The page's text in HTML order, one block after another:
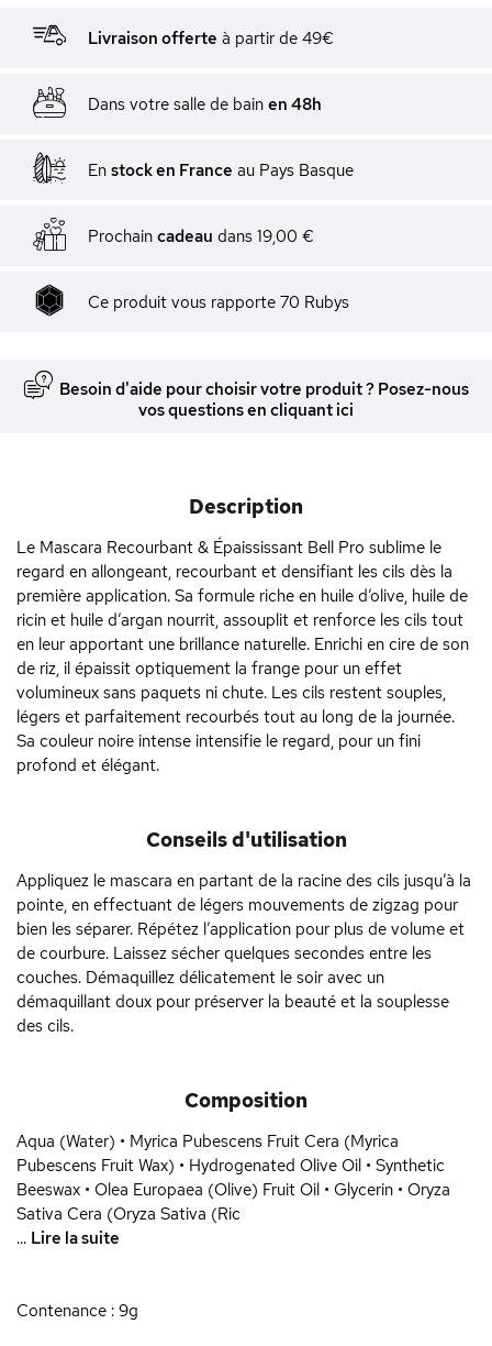
Livraison offerte à partir de 49€
Dans votre salle de bain en 48h
En stock en France au Pays Basque
Prochain cadeau dans 19,00 €
Ce produit vous rapporte 70 Rubys
Besoin d'aide pour choisir votre produit ? Posez-nous
vos questions en cliquant ici
Description
Le Mascara Recourbant & Épaississant Bell Pro sublime le
regard en allongeant, recourbant et densifiant les cils dès la
première application. Sa formule riche en huile d’olive, huile de
ricin et huile d’argan nourrit, assouplit et renforce les cils tout
en leur apportant une brillance naturelle. Enrichi en cire de son
de riz, il épaissit optiquement la frange pour un effet
volumineux sans paquets ni chute. Les cils restent souples,
légers et parfaitement recourbés tout au long de la journée.
Sa couleur noire intense intensifie le regard, pour un fini
profond et élégant.
Conseils d'utilisation
Appliquez le mascara en partant de la racine des cils jusqu’à la
pointe, en effectuant de légers mouvements de zigzag pour
bien les séparer. Répétez l’application pour plus de volume et
de courbure. Laissez sécher quelques secondes entre les
couches. Démaquillez délicatement le soir avec un
démaquillant doux pour préserver la beauté et la souplesse
des cils.
Composition
Aqua (Water) • Myrica Pubescens Fruit Cera (Myrica
Pubescens Fruit Wax) • Hydrogenated Olive Oil • Synthetic
Beeswax • Olea Europaea (Olive) Fruit Oil • Glycerin • Oryza
Sativa Cera (Oryza Sativa (Ric
... Lire la suite
Contenance : 9g